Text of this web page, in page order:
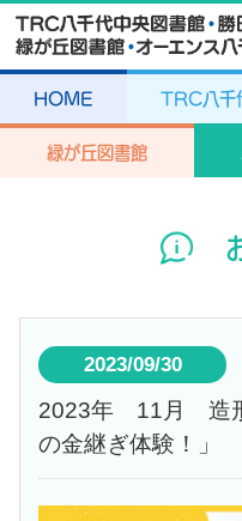
HOME TRC八千
緑が丘図書館
2023/09/30
2023年 11月 造
の金継ぎ体験！」